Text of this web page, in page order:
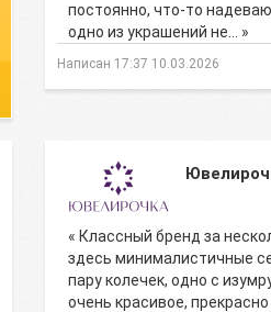
постоянно, что-то
одно из украшений не… »
Написан 17:37 10.03.2026
« Классный бренд за
здесь минималистичные
пару колечек, одно с
очень красивое,